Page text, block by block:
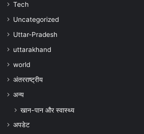
Tech
Uncategorized
Uttar-Pradesh
uttarakhand
world
अंतरराष्ट्रीय
अन्‍य
खान-पान और स्वास्थ्य
अपडेट